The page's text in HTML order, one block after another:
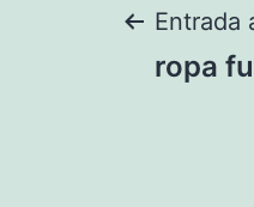
Entrada
ropa